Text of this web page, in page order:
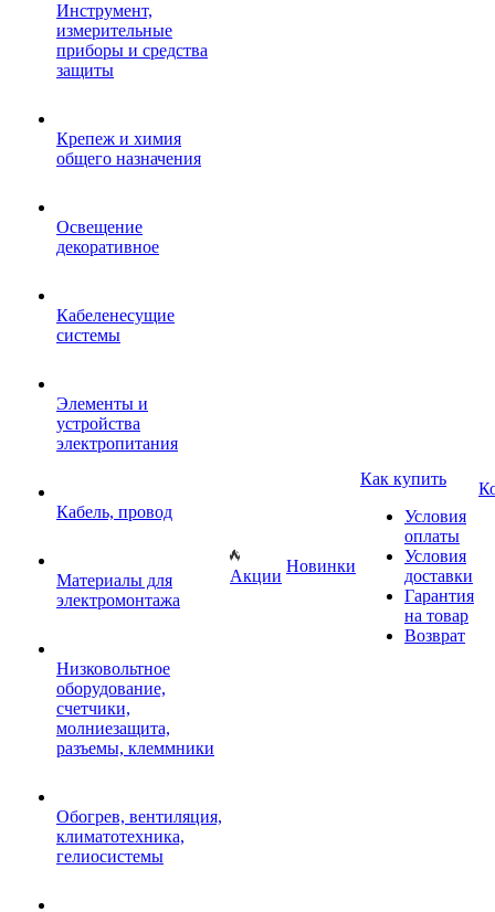
Инструмент,
измерительные
приборы и средства
защиты
Крепеж и химия
общего назначения
Освещение
декоративное
Кабеленесущие
системы
Элементы и
устройства
электропитания
Кабель, провод
Материалы для
электромонтажа
Низковольтное
оборудование,
счетчики,
молниезащита,
разъемы, клеммники
Обогрев, вентиляция,
климатотехника,
гелиосистемы
Акции
Новинки
Как купить
Условия
оплаты
Условия
доставки
Гарантия
на товар
Возврат